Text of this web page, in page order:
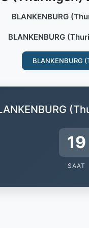
BLANKENBURG
BLANKENBURG
BLANKENBURG
19
SAAT